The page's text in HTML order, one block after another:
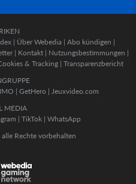
| Über Webedia | Abo kündigen |
| Kontakt | Nutzungsbestimmungen |
& Tracking | Transparenzbericht
| GetHero | Jeuxvideo.com
MEDIA
| TikTok | WhatsApp
Rechte vorbehalten